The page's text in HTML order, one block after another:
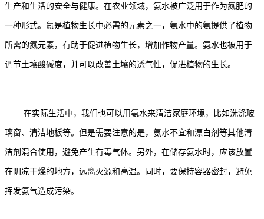
生产和生活的安全与健康。在农业领域，氨水被广泛用于作为氮肥的
一种形式。氮是植物生长中必需的元素之一，氨水中的氨提供了植物
所需的氮元素，有助于促进植物生长，增加作物产量。氨水也被用于
调节土壤酸碱度，并可以改善土壤的透气性，促进植物的生长。
在实际生活中，我们也可以用氨水来清洁家庭环境，比如洗涤玻
璃窗、清洁地板等。但是需要注意的是，氨水不宜和漂白剂等其他清
洁剂混合使用，避免产生有毒气体。另外，在储存氨水时，应该放置
在阴凉干燥的地方，远离火源和高温。同时，要保持容器密封，避免
挥发氨气造成污染。